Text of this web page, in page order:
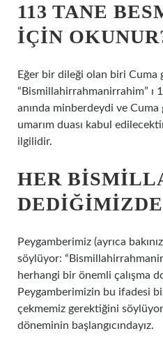
113 TANE
IÇIN
Eğer bir dileği olan biri Cuma
“Bismillahirrahmanirrahim” ı
anında minberdeydi ve
umarım duası kabul
ilgilidir.
HER
Peygamberimiz (ayrıca
söylüyor:
herhangi bir önemli çalışma
Peygamberimizin bu ifadesi
çekmemiz gerektiğini
döneminin başlangıcındayız.